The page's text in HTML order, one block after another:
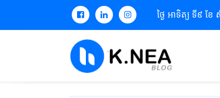
ថ្ងៃ អាទិត្យ ទី៩ ខ